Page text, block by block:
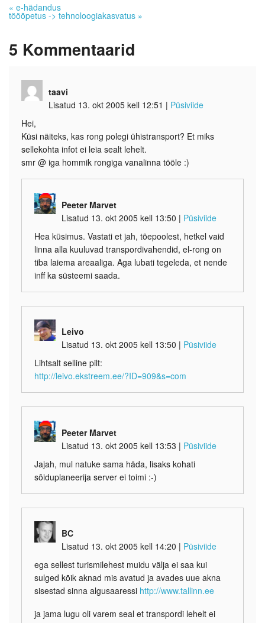
« e-hädandus
tööõpetus -> tehnoloogiakasvatus »
5 Kommentaarid
taavi
Lisatud 13. okt 2005 kell 12:51 | Püsiviide
Hei,
Küsi näiteks, kas rong polegi ühistransport? Et miks
sellekohta infot ei leia sealt lehelt.
smr @ iga hommik rongiga vanalinna tööle :)
Peeter Marvet
Lisatud 13. okt 2005 kell 13:50 | Püsiviide
Hea küsimus. Vastati et jah, tõepoolest, hetkel vaid
linna alla kuuluvad transpordivahendid, el-rong on
tiba laiema areaaliga. Aga lubati tegeleda, et nende
inff ka süsteemi saada.
Leivo
Lisatud 13. okt 2005 kell 13:50 | Püsiviide
Lihtsalt selline pilt:
http://leivo.ekstreem.ee/?ID=909&s=com
Peeter Marvet
Lisatud 13. okt 2005 kell 13:53 | Püsiviide
Jajah, mul natuke sama häda, lisaks kohati
sõiduplaneerija server ei toimi :-)
BC
Lisatud 13. okt 2005 kell 14:20 | Püsiviide
ega sellest turismilehest muidu välja ei saa kui
sulged kõik aknad mis avatud ja avades uue akna
sisestad sinna algusaaressi http://www.tallinn.ee
ja jama lugu oli varem seal et transpordi lehelt ei